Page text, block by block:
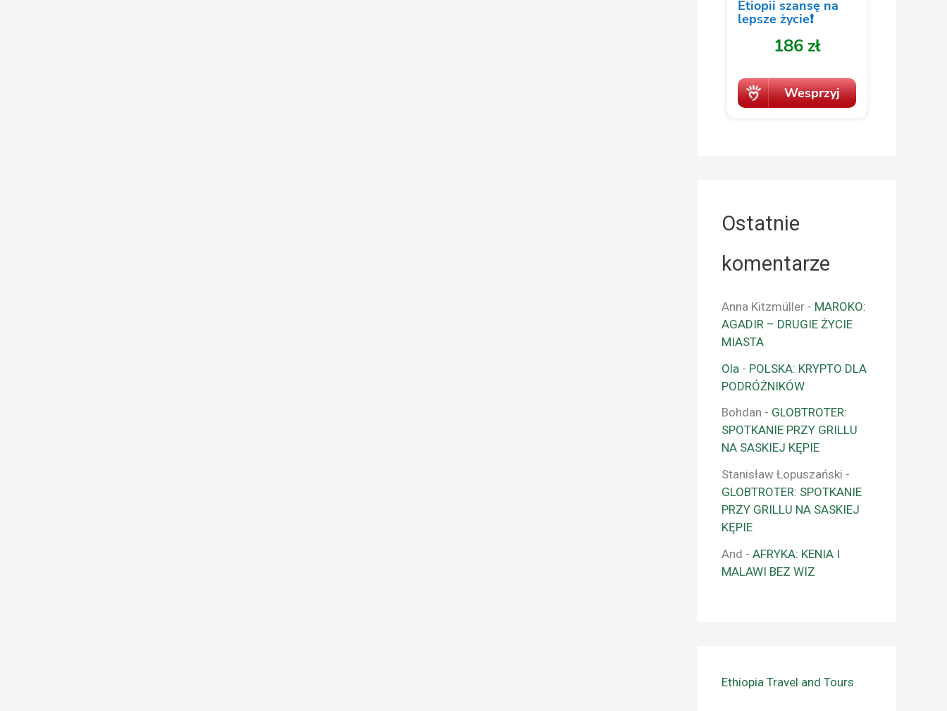
Ostatnie
komentarze
Anna Kitzmüller - MAROKO:
AGADIR – DRUGIE ŻYCIE
MIASTA
Ola - POLSKA: KRYPTO DLA
PODRÓŻNIKÓW
Bohdan - GLOBTROTER:
SPOTKANIE PRZY GRILLU
NA SASKIEJ KĘPIE
Stanisław Łopuszański -
GLOBTROTER: SPOTKANIE
PRZY GRILLU NA SASKIEJ
KĘPIE
And - AFRYKA: KENIA I
MALAWI BEZ WIZ
Ethiopia Travel and Tours